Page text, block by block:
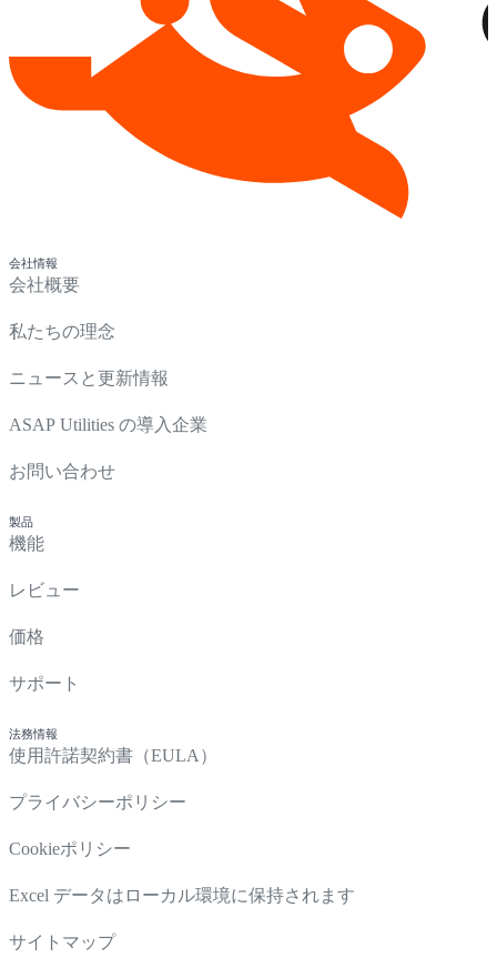
会社情報
会社概要
私たちの理念
ニュースと更新情報
ASAP Utilities の導入企業
お問い合わせ
製品
機能
レビュー
価格
サポート
法務情報
使用許諾契約書（EULA）
プライバシーポリシー
Cookieポリシー
Excel データはローカル環境に保持されます
サイトマップ